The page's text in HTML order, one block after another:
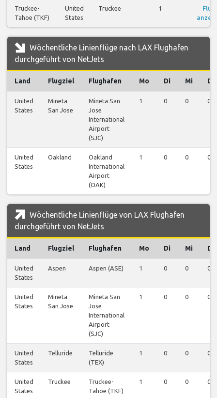
Truckee-
Tahoe (TKF)
United
States
Truckee 1
Wöchentliche Linienflüge nach LAX Flughafen
durchgeführt von NetJets
Land Flugziel Flughafen Mo Di Mi Do
United
States
Mineta
San Jose
Mineta San
Jose
International
Airport
(SJC)
1 0 0 0
United
States
Oakland
Oakland
International
Airport
(OAK)
1 0 0 0
Wöchentliche Linienflüge von LAX Flughafen
durchgeführt von NetJets
Land Flugziel Flughafen Mo Di Mi Do
United
States
Aspen Aspen (ASE) 1 0 0 0
United
States
Mineta
San Jose
Mineta San
Jose
International
Airport
(SJC)
1 0 0 0
United
States
Telluride
Telluride
(TEX)
1 0 0 0
United
States
Truckee
Truckee-
Tahoe (TKF)
1 0 0 0